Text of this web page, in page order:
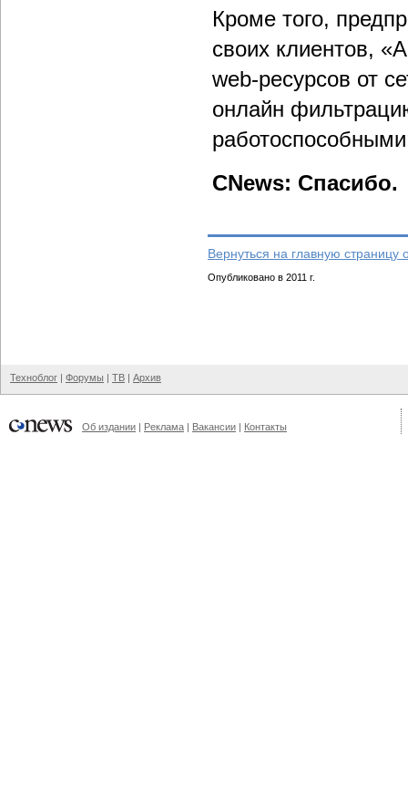
Кроме того,
своих клиентов,
web-ресурсов от
онлайн
CNews: Спасибо.
Вернуться на главную страницу
Опубликовано в 2011 г.
Техноблог | Форумы | ТВ | Архив
Об издании | Реклама | Вакансии | Контакты